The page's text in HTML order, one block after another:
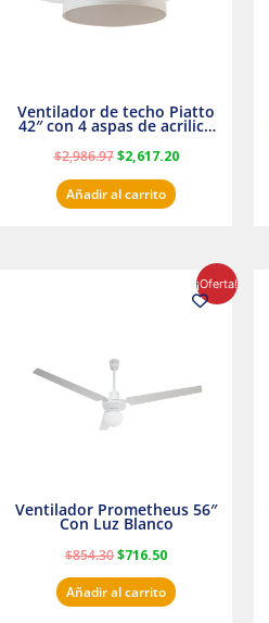
Ventilador de techo Piatto
42″ con 4 aspas de acrilico
transparente
$2,986.97 $2,617.20
Añadir al carrito
¡Oferta!
Ventilador Prometheus 56″
Con Luz Blanco
$854.30$716.50
precio
actual
Añadir al carrito